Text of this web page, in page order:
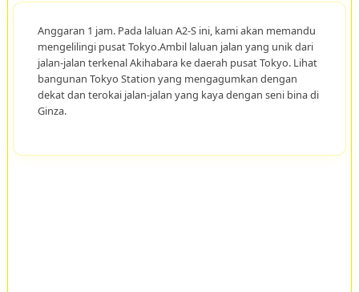
Anggaran 1 jam. Pada laluan A2-S ini, kami akan memandu
mengelilingi pusat Tokyo.Ambil laluan jalan yang unik dari
jalan-jalan terkenal Akihabara ke daerah pusat Tokyo. Lihat
bangunan Tokyo Station yang mengagumkan dengan
dekat dan terokai jalan-jalan yang kaya dengan seni bina di
Ginza.